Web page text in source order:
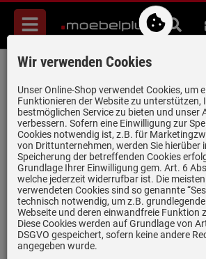
Menü
Suche
Naber 405.2.102 Compair
Rundrohr
Artikel-Nummer:10000554 | Herstellernummer:
EAN:4046293270047
nur
(4)
Wir verwenden Cookies
Unser Online-Shop verwendet Cookies, um
Funktionieren der Website zu unterstützen,
bestmöglichen Service zu bieten und unser
verbessern. Sofern eine Einwilligung zur
Cookies notwendig ist, z.B. für
von Drittunternehmen, werden Sie hierüber
Speicherung der betreffenden Cookies
Grundlage Ihrer Einwilligung gem. Art. 6
welche jederzeit widerrufbar ist. Die
verwendeten Cookies sind so genannte
technisch notwendig, um z.B.
Webseite und deren einwandfreie Funktion
Diese Cookies werden auf Grundlage von
DSGVO gespeichert, sofern keine andere
angegeben wurde.